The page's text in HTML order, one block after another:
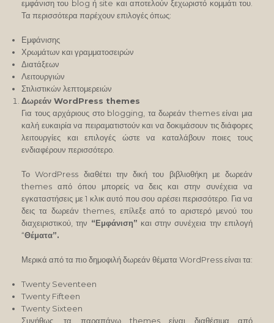
εμφάνιση του blog ή site και αποτελούν ξεχωριστό κομμάτι του.
Τα περισσότερα παρέχουν επιλογές όπως:
Εμφάνισης
Χρωμάτων και γραμματοσειρών
Διατάξεων
Λειτουργιών
Στιλιστικών λεπτομερειών
Δωρεάν WordPress themes
Για τους αρχάριους στο blogging, τα δωρεάν themes είναι μια
καλή ευκαιρία να πειραματιστούν και να δοκιμάσουν τις διάφορες
λειτουργίες και επιλογές ώστε να καταλάβουν ποιες τους
ενδιαφέρουν περισσότερο.
Το WordPress διαθέτει την δική του βιβλιοθήκη με δωρεάν
themes από όπου μπορείς να δεις και στην συνέχεια να
εγκαταστήσεις με 1 κλικ αυτό που σου αρέσει περισσότερο. Για να
δεις τα δωρεάν themes, επίλεξε από το αριστερό μενού του
διαχειριστικού, την “Εμφάνιση” και στην συνέχεια την επιλογή
“Θέματα”.
Μερικά από τα πιο δημοφιλή δωρεάν θέματα WordPress είναι τα:
Twenty Seventeen
Twenty Fifteen
Twenty Sixteen
Συνήθως, τα παραπάνω themes είναι διαθέσιμα από